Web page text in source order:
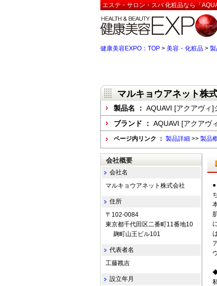
エステ・サロン・スパ 化粧品なら「
健康美容EXPO：TOP > 美容・化粧品 >
マルキョウアネット株
製品名 ： AQUAVI [アクアヴィ]
ブランド ： AQUAVI [アクアヴ
ページ内リンク ： 製品詳細 >> 製品
会社概要
会社名
マルキョウアネット株式会社
住所
〒102-0084
東京都千代田区二番町11番地10
麹町山王ビル101
代表者名
工藤戡吉
設立年月